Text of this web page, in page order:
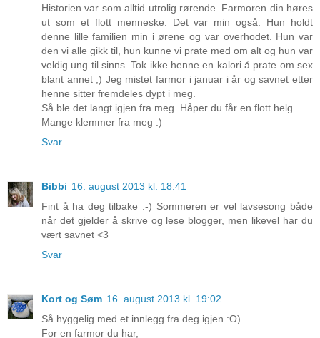
Historien var som alltid utrolig rørende. Farmoren din høres
ut som et flott menneske. Det var min også. Hun holdt
denne lille familien min i ørene og var overhodet. Hun var
den vi alle gikk til, hun kunne vi prate med om alt og hun var
veldig ung til sinns. Tok ikke henne en kalori å prate om sex
blant annet ;) Jeg mistet farmor i januar i år og savnet etter
henne sitter fremdeles dypt i meg.
Så ble det langt igjen fra meg. Håper du får en flott helg.
Mange klemmer fra meg :)
Svar
Bibbi 16. august 2013 kl. 18:41
Fint å ha deg tilbake :-) Sommeren er vel lavsesong både
når det gjelder å skrive og lese blogger, men likevel har du
vært savnet <3
Svar
Kort og Søm 16. august 2013 kl. 19:02
Så hyggelig med et innlegg fra deg igjen :O)
For en farmor du har,